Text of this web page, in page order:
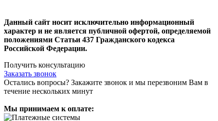
Данный сайт носит исключительно информационный
характер и не является публичной офертой, определяемой
положениями Статьи 437 Гражданского кодекса
Российской Федерации.
Получить консультацию
Заказать звонок
Остались вопросы? Закажите звонок и мы перезвоним Вам в
течение нескольких минут
Мы принимаем к оплате: